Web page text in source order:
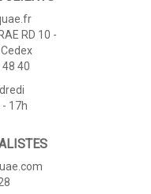
RD 10 -
40
17h